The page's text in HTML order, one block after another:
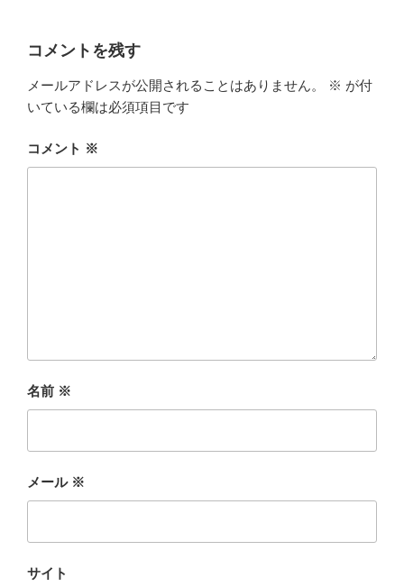
コメントを残す
メールアドレスが公開されることはありません。 ※ が付
いている欄は必須項目です
コメント ※
名前 ※
メール ※
サイト